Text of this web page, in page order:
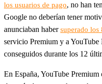
los usuarios de pago, no han
Google no deberían tener
anunciaban habersuperado los
servicio Premium y a
conseguidos durante los 12
En España, YouTube Premium